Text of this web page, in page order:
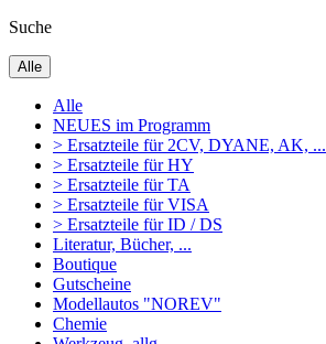
Suche
Alle
Alle
NEUES im Programm
> Ersatzteile für 2CV, DYANE, AK, ...
> Ersatzteile für HY
> Ersatzteile für TA
> Ersatzteile für VISA
> Ersatzteile für ID / DS
Literatur, Bücher, ...
Boutique
Gutscheine
Modellautos "NOREV"
Chemie